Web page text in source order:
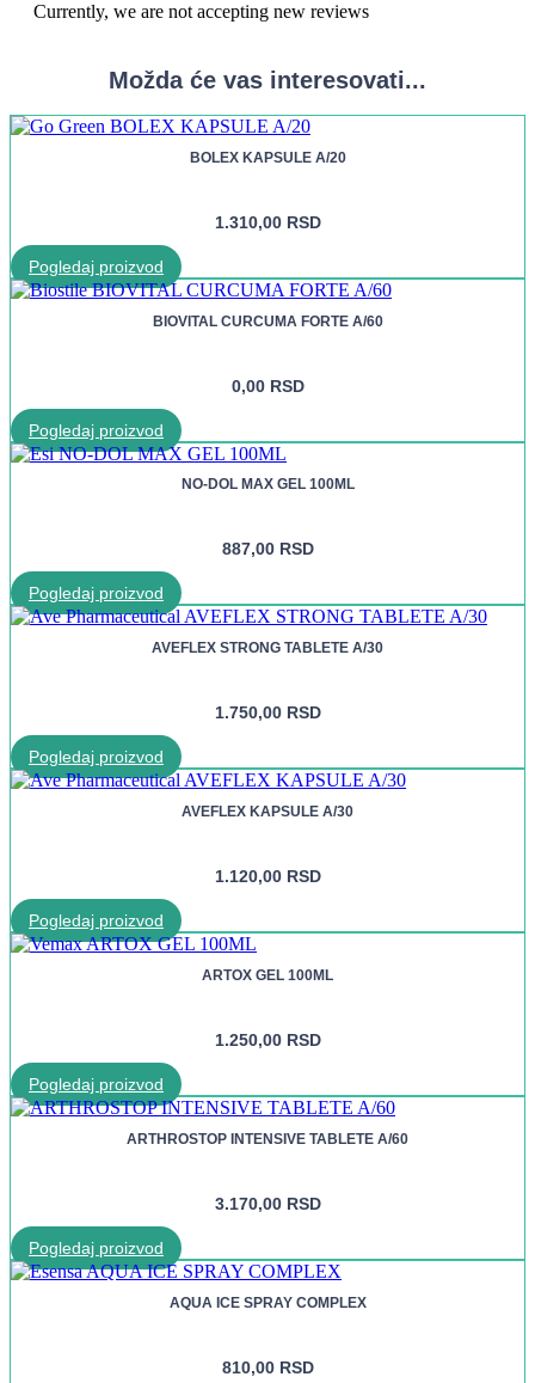
Currently, we are not accepting new reviews
Možda će vas interesovati...
BOLEX KAPSULE A/20
1.310,00 RSD
Pogledaj proizvod
BIOVITAL CURCUMA FORTE A/60
0,00 RSD
Pogledaj proizvod
NO-DOL MAX GEL 100ML
887,00 RSD
Pogledaj proizvod
AVEFLEX STRONG TABLETE A/30
1.750,00 RSD
Pogledaj proizvod
AVEFLEX KAPSULE A/30
1.120,00 RSD
Pogledaj proizvod
ARTOX GEL 100ML
1.250,00 RSD
Pogledaj proizvod
ARTHROSTOP INTENSIVE TABLETE A/60
3.170,00 RSD
Pogledaj proizvod
AQUA ICE SPRAY COMPLEX
810,00 RSD